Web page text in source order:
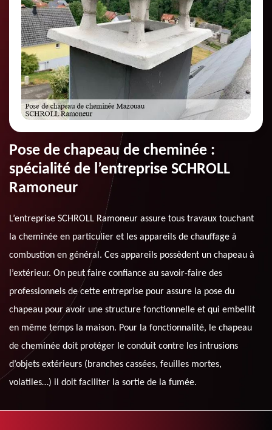
Pose de chapeau de cheminée :
spécialité de l’entreprise SCHROLL
Ramoneur
L’entreprise SCHROLL Ramoneur assure tous travaux touchant
la cheminée en particulier et les appareils de chauffage à
combustion en général. Ces appareils possèdent un chapeau à
l’extérieur. On peut faire confiance au savoir-faire des
professionnels de cette entreprise pour assure la pose du
chapeau pour avoir une structure fonctionnelle et qui embellit
en même temps la maison. Pour la fonctionnalité, le chapeau
de cheminée doit protéger le conduit contre les intrusions
d’objets extérieurs (branches cassées, feuilles mortes,
volatiles…) il doit faciliter la sortie de la fumée.